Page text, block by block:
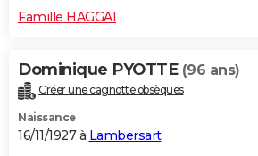
Famille HAGGAI
Dominique PYOTTE (96 ans)
Créer une cagnotte obsèques
Naissance
16/11/1927 à Lambersart